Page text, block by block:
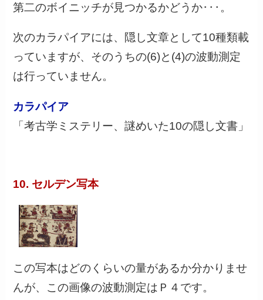
第二のボイニッチが見つかるかどうか･･･。
次のカラパイアには、隠し文章として10種類載
っていますが、そのうちの(6)と(4)の波動測定
は行っていません。
カラパイア
「考古学ミステリー、謎めいた10の隠し文書」
10. セルデン写本
この写本はどのくらいの量があるか分かりませ
んが、この画像の波動測定はＰ４です。